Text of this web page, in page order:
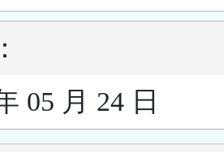
05 月 24 日